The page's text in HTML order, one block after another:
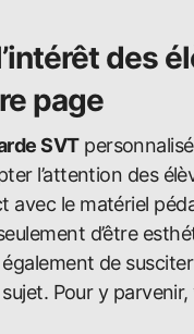
des
page
SVT
l’attention des
avec le matériel
d’être
de
Pour y